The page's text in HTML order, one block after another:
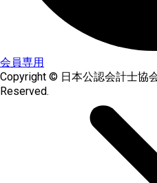
会員専用
Copyright © 日本公認会計士協
Reserved.